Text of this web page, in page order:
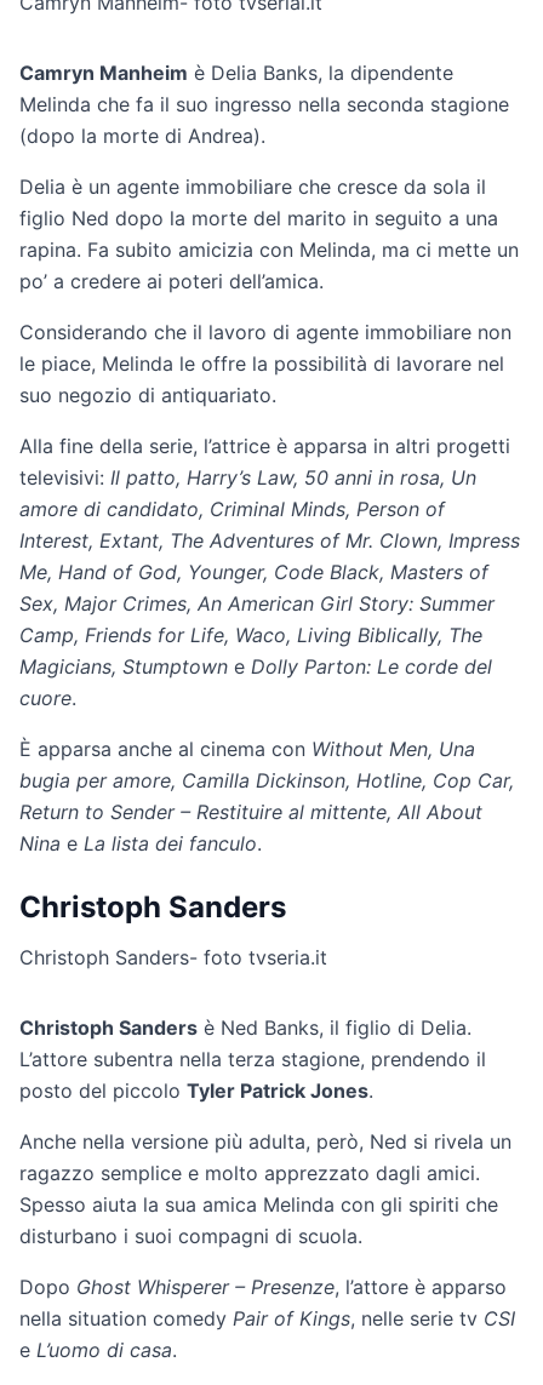
Camryn Manheim è Delia Banks, la dipendente
Melinda che fa il suo ingresso nella seconda stagione
(dopo la morte di Andrea).
Delia è un agente immobiliare che cresce da sola il
figlio Ned dopo la morte del marito in seguito a una
rapina. Fa subito amicizia con Melinda, ma ci mette un
po’ a credere ai poteri dell’amica.
Considerando che il lavoro di agente immobiliare non
le piace, Melinda le offre la possibilità di lavorare nel
suo negozio di antiquariato.
Alla fine della serie, l’attrice è apparsa in altri progetti
televisivi: Il patto, Harry’s Law, 50 anni in rosa, Un
amore di candidato, Criminal Minds, Person of
Interest, Extant, The Adventures of Mr. Clown, Impress
Me, Hand of God, Younger, Code Black, Masters of
Sex, Major Crimes, An American Girl Story: Summer
Camp, Friends for Life, Waco, Living Biblically, The
Magicians, Stumptown e Dolly Parton: Le corde del
cuore.
È apparsa anche al cinema con Without Men, Una
bugia per amore, Camilla Dickinson, Hotline, Cop Car,
Return to Sender – Restituire al mittente, All About
Nina e La lista dei fanculo.
Christoph Sanders
Christoph Sanders- foto tvseria.it
Christoph Sanders è Ned Banks, il figlio di Delia.
L’attore subentra nella terza stagione, prendendo il
posto del piccolo Tyler Patrick Jones.
Anche nella versione più adulta, però, Ned si rivela un
ragazzo semplice e molto apprezzato dagli amici.
Spesso aiuta la sua amica Melinda con gli spiriti che
disturbano i suoi compagni di scuola.
Dopo Ghost Whisperer – Presenze, l’attore è apparso
nella situation comedy Pair of Kings, nelle serie tv CSI
e L’uomo di casa.